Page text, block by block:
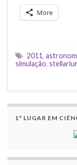
More
2011,
simulação,
1º LUGAR EM